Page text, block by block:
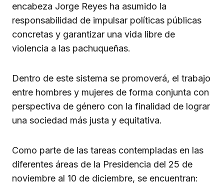
encabeza Jorge Reyes ha asumido la
responsabilidad de impulsar políticas públicas
concretas y garantizar una vida libre de
violencia a las pachuqueñas.
Dentro de este sistema se promoverá, el trabajo
entre hombres y mujeres de forma conjunta con
perspectiva de género con la finalidad de lograr
una sociedad más justa y equitativa.
Como parte de las tareas contempladas en las
diferentes áreas de la Presidencia del 25 de
noviembre al 10 de diciembre, se encuentran: